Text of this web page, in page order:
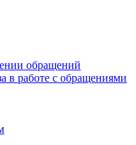
обращений
в работе с обращениями